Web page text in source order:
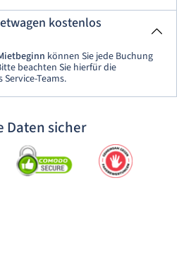
kostenlos
können Sie jede Buchung
beachten Sie hierfür die
Teams.
Daten sicher